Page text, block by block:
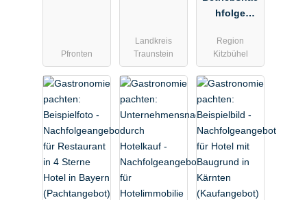
Pfronten
Landkreis
Traunstein
hfolge
Chalet-Hotel
in Tirol
(Immobilien
Region
Kitzbühel